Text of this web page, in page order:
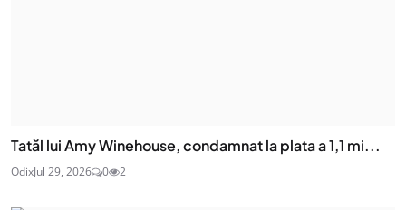
Tatăl lui Amy Winehouse, condamnat la plata a 1,1 mi...
OdixJul 29, 2026 0 2